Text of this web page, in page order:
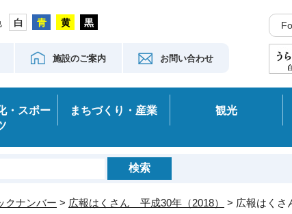
施設のご案内 お問い合わせ
・スポー
まちづくり・産業 観光
ナンバー > 広報はくさん 平成30年（2018）
> 広報はく